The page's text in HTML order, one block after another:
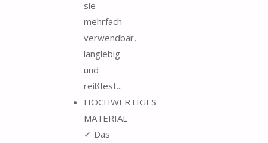
sie
mehrfach
verwendbar,
langlebig
und
reißfest...
HOCHWERTIGES
MATERIAL
✓ Das